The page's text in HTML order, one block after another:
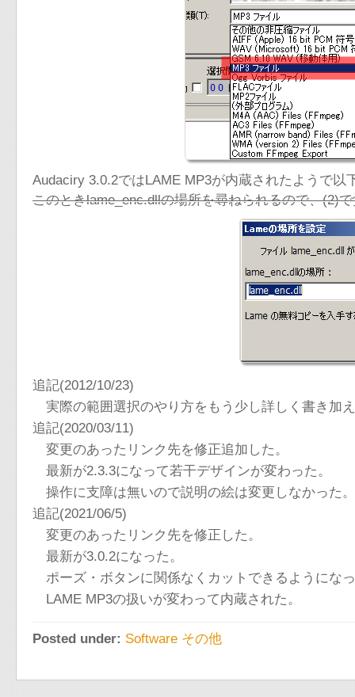
Audaciry 3.0.2ではLAME MP3が内蔵されたようで
このときlame_enc.dllの場所を尋ねられるので、(2)
追記(2012/10/23)
実際の範囲選択のやり方をもう少し詳しく書き加
追記(2020/03/11)
変更のあったリンク先を修正追加した。
最新が2.3.3になって若干デザインが変わった。
操作に支障は無いので説明の絵は変更しなかった。
追記(2021/06/5)
変更のあったリンク先を修正した。
最新が3.0.2になった。
ポーズ・ボタンに関係なくカットできるようにな
LAME MP3の扱いが変わって内蔵された。
Posted under: Software その他